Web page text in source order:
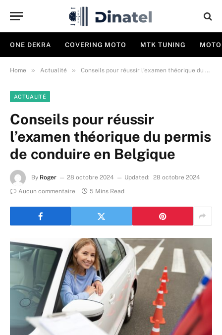
ONE DEKRA COVERING MOTO MTK TUNING
Home » Actualité » Conseils pour réussir l’examen théorique du permis de conduire en Belgique
ACTUALITÉ
Conseils pour réussir
l’examen théorique du permis
de conduire en Belgique
By Roger 28 octobre 2024 Updated: 28 octobre 2024
Aucun commentaire
5 Mins Read